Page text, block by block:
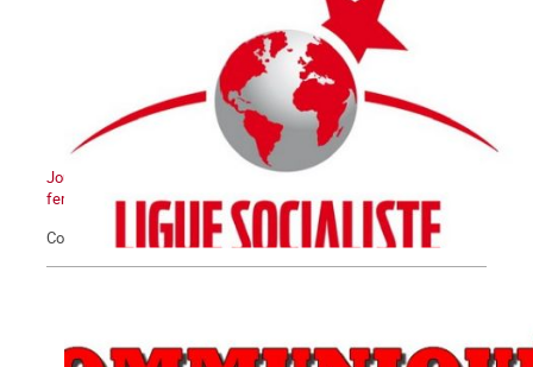
Journée Internationale pour l'élimination de la violence contre les
femmes
Communiqué du 25 novembre 2020